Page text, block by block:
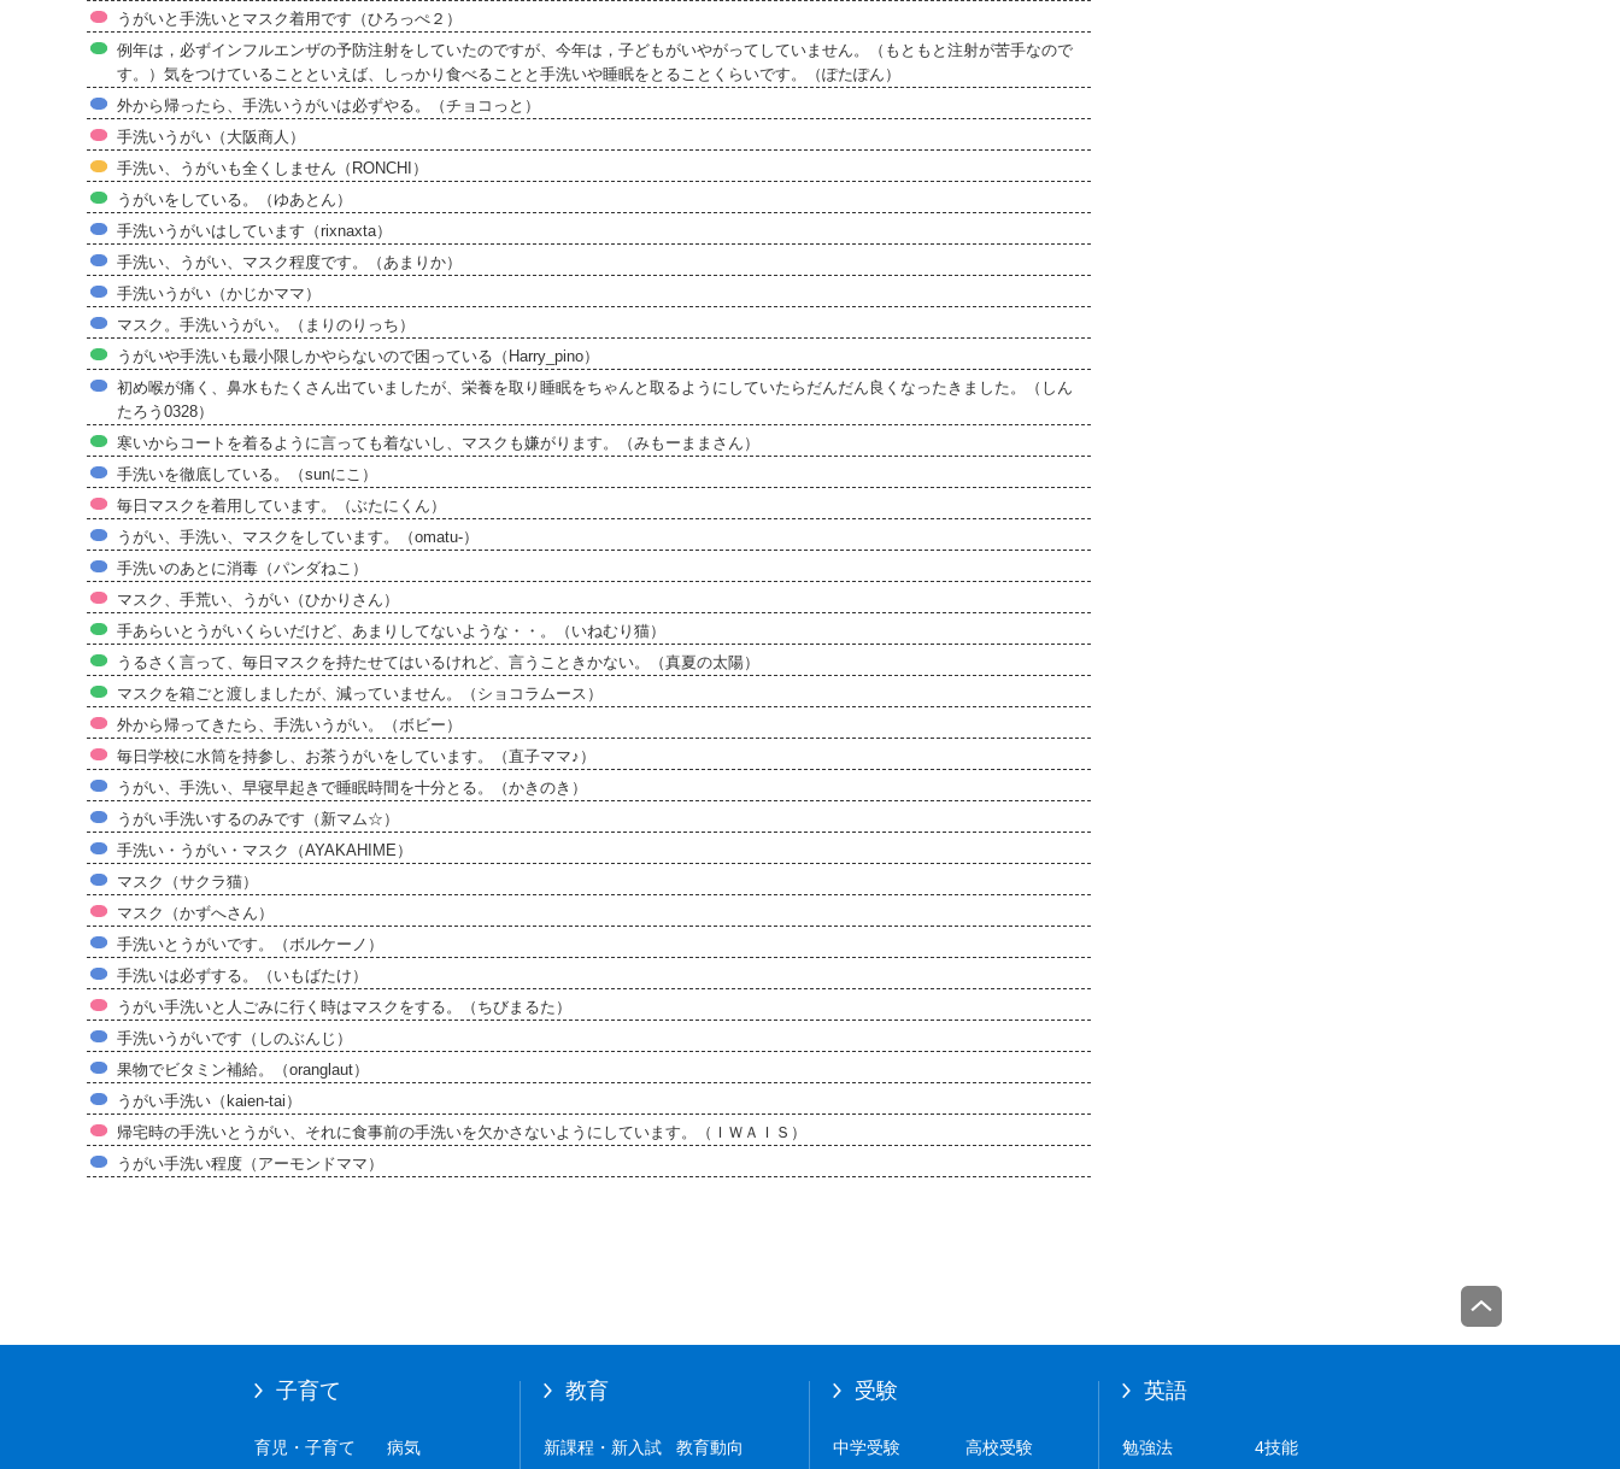
うがいと手洗いとマスク着用です（ひろっぺ２）
例年は，必ずインフルエンザの予防注射をしていたのですが、今年は，子どもがいやがってしていません。（もともと注射が苦手なので
す。）気をつけていることといえば、しっかり食べることと手洗いや睡眠をとることくらいです。（ぽたぽん）
外から帰ったら、手洗いうがいは必ずやる。（チョコっと）
手洗いうがい（大阪商人）
手洗い、うがいも全くしません（RONCHI）
うがいをしている。（ゆあとん）
手洗いうがいはしています（rixnaxta）
手洗い、うがい、マスク程度です。（あまりか）
手洗いうがい（かじかママ）
マスク。手洗いうがい。（まりのりっち）
うがいや手洗いも最小限しかやらないので困っている（Harry_pino）
初め喉が痛く、鼻水もたくさん出ていましたが、栄養を取り睡眠をちゃんと取るようにしていたらだんだん良くなったきました。（しん
たろう0328）
寒いからコートを着るように言っても着ないし、マスクも嫌がります。（みもーままさん）
手洗いを徹底している。（sunにこ）
毎日マスクを着用しています。（ぶたにくん）
うがい、手洗い、マスクをしています。（omatu-）
手洗いのあとに消毒（パンダねこ）
マスク、手荒い、うがい（ひかりさん）
手あらいとうがいくらいだけど、あまりしてないような・・。（いねむり猫）
うるさく言って、毎日マスクを持たせてはいるけれど、言うこときかない。（真夏の太陽）
マスクを箱ごと渡しましたが、減っていません。（ショコラムース）
外から帰ってきたら、手洗いうがい。（ボビー）
毎日学校に水筒を持参し、お茶うがいをしています。（直子ママ♪）
うがい、手洗い、早寝早起きで睡眠時間を十分とる。（かきのき）
うがい手洗いするのみです（新マム☆）
手洗い・うがい・マスク（AYAKAHIME）
マスク（サクラ猫）
マスク（かずへさん）
手洗いとうがいです。（ボルケーノ）
手洗いは必ずする。（いもばたけ）
うがい手洗いと人ごみに行く時はマスクをする。（ちびまるた）
手洗いうがいです（しのぶんじ）
果物でビタミン補給。（oranglaut）
うがい手洗い（kaien-tai）
帰宅時の手洗いとうがい、それに食事前の手洗いを欠かさないようにしています。（ＩＷＡＩＳ）
うがい手洗い程度（アーモンドママ）
子育て
育児・子育て 病気
教育
新課程・新入試 教育動向
受験
中学受験 高校受験
英語
勉強法 4技能